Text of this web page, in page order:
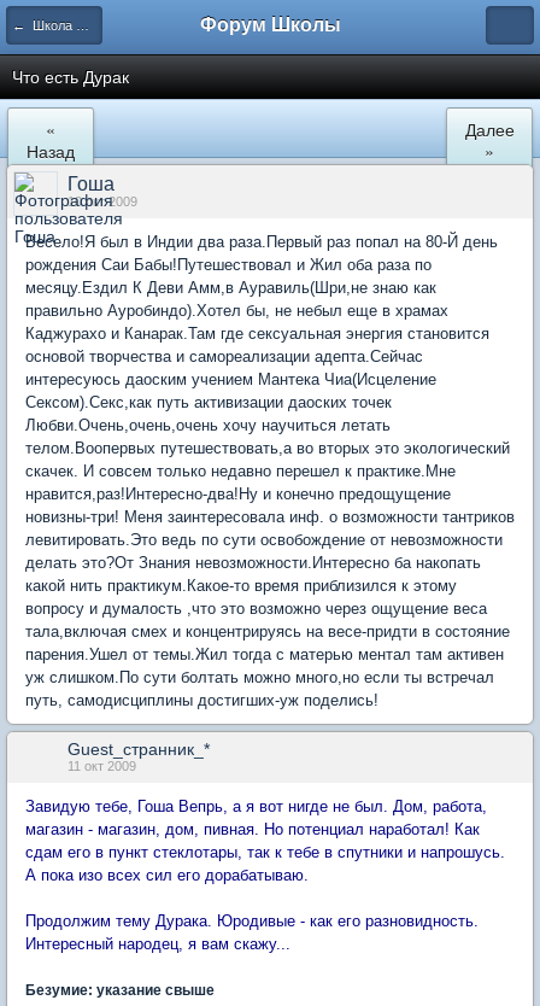
← Школа Холистического Сознания Форум Школы
Что есть Дурак
«
Назад
Далее
»
Гоша
10 окт 2009
Весело!Я был в Индии два раза.Первый раз попал на 80-Й день
рождения Саи Бабы!Путешествовал и Жил оба раза по
месяцу.Ездил К Деви Амм,в Ауравиль(Шри,не знаю как
правильно Ауробиндо).Хотел бы, не небыл еще в храмах
Каджурахо и Канарак.Там где сексуальная энергия становится
основой творчества и самореализации адепта.Сейчас
интересуюсь даоским учением Мантека Чиа(Исцеление
Сексом).Секс,как путь активизации даоских точек
Любви.Очень,очень,очень хочу научиться летать
телом.Воопервых путешествовать,а во вторых это экологический
скачек. И совсем только недавно перешел к практике.Мне
нравится,раз!Интересно-два!Ну и конечно предощущение
новизны-три! Меня заинтересовала инф. о возможности тантриков
левитировать.Это ведь по сути освобождение от невозможности
делать это?От Знания невозможности.Интересно ба накопать
какой нить практикум.Какое-то время приблизился к этому
вопросу и думалость ,что это возможно через ощущение веса
тала,включая смех и концентрируясь на весе-придти в состояние
парения.Ушел от темы.Жил тогда с матерью ментал там активен
уж слишком.По сути болтать можно много,но если ты встречал
путь, самодисциплины достигших-уж поделись!
Guest_странник_*
11 окт 2009
Завидую тебе, Гоша Вепрь, а я вот нигде не был. Дом, работа,
магазин - магазин, дом, пивная. Но потенциал наработал! Как
сдам его в пункт стеклотары, так к тебе в спутники и напрошусь.
А пока изо всех сил его дорабатываю.
Продолжим тему Дурака. Юродивые - как его разновидность.
Интересный народец, я вам скажу...
Безумие: указание свыше